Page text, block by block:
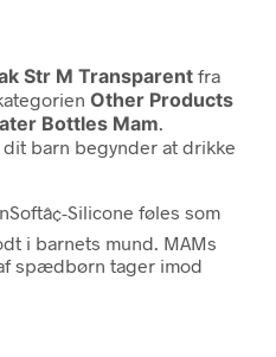
Str M Transparent fra
Other Products
Bottles Mam.
dit barn begynder at drikke
Silicone føles som
i barnets mund. MAMs
spædbørn tager imod